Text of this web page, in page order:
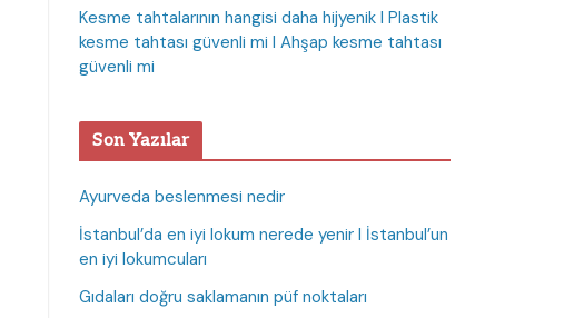
Kesme tahtalarının hangisi daha hijyenik I Plastik
kesme tahtası güvenli mi I Ahşap kesme tahtası
güvenli mi
Son Yazılar
Ayurveda beslenmesi nedir
İstanbul’da en iyi lokum nerede yenir I İstanbul’un
en iyi lokumcuları
Gıdaları doğru saklamanın püf noktaları